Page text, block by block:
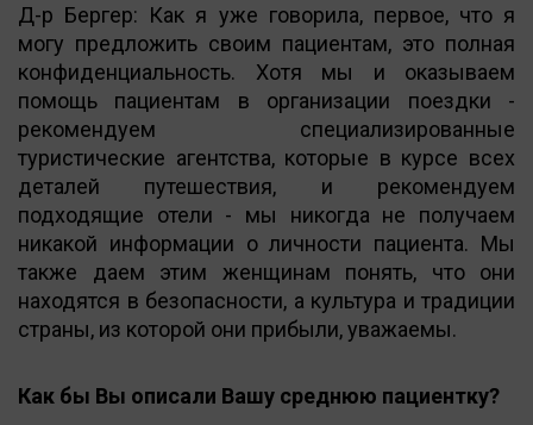
Д-р Бергер: Как я уже говорила, первое, что я
могу предложить своим пациентам, это полная
конфиденциальность. Хотя мы и оказываем
помощь пациентам в организации поездки -
рекомендуем специализированные
туристические агентства, которые в курсе всех
деталей путешествия, и рекомендуем
подходящие отели - мы никогда не получаем
никакой информации о личности пациента. Мы
также даем этим женщинам понять, что они
находятся в безопасности, а культура и традиции
страны, из которой они прибыли, уважаемы.
Как бы Вы описали Вашу среднюю пациентку?